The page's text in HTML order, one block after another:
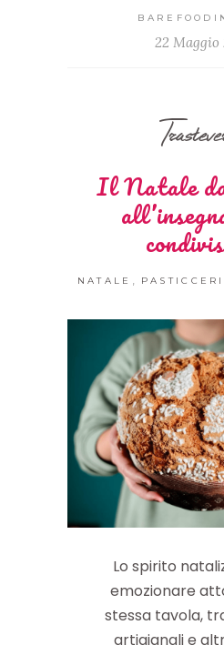
22 Maggio
Il Natale
NATALE ,
Lo spirito
emozionare
stessa tavola,
artigianali e